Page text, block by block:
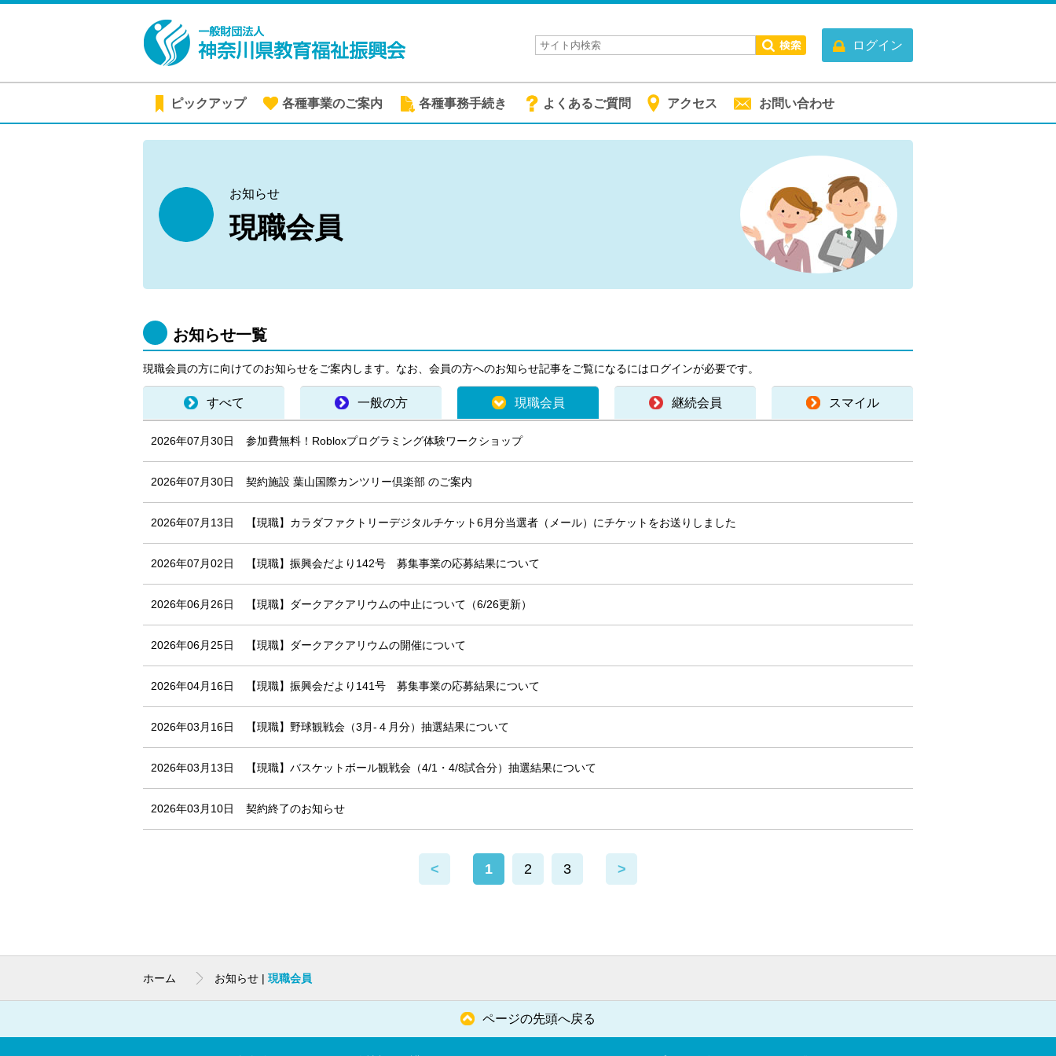
ログイン
ピックアップ 各種事業のご案内 各種事務手続き よくあるご質問 アクセス お問い合わせ
お知らせ
現職会員
お知らせ一覧
現職会員の方に向けてのお知らせをご案内します。なお、会員の方へのお知らせ記事をご覧になるにはログインが必要です。
すべて 一般の方 現職会員 継続会員 スマイル
2026年07月30日 参加費無料！Robloxプログラミング体験ワークショップ
2026年07月30日 契約施設 葉山国際カンツリー倶楽部 のご案内
2026年07月13日 【現職】カラダファクトリーデジタルチケット6月分当選者（メール）にチケットをお送りしました
2026年07月02日 【現職】振興会だより142号 募集事業の応募結果について
2026年06月26日 【現職】ダークアクアリウムの中止について（6/26更新）
2026年06月25日 【現職】ダークアクアリウムの開催について
2026年04月16日 【現職】振興会だより141号 募集事業の応募結果について
2026年03月16日 【現職】野球観戦会（3月-４月分）抽選結果について
2026年03月13日 【現職】バスケットボール観戦会（4/1・4/8試合分）抽選結果について
2026年03月10日 契約終了のお知らせ
< 1 2 3 >
ホーム お知らせ | 現職会員
ページの先頭へ戻る